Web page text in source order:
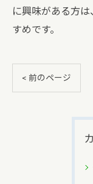
に興味がある方
すめです。
< 前のページ